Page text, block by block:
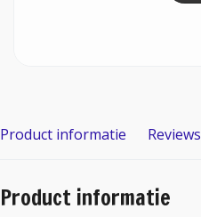
Product informatie Reviews
Product informatie